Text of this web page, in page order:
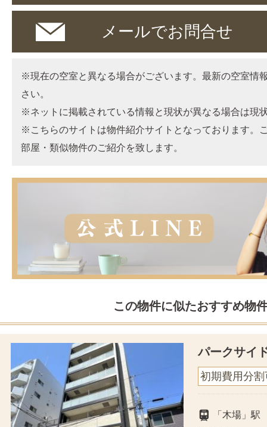
メールでお問合せ
※現在の空室と異なる場合がございます。最新の空室情
さい。
※ネットに掲載されている情報と現状が異なる場合は現
※こちらのサイトは物件紹介サイトとなっております。
部屋・類似物件のご紹介を致します。
この物件に似たおすすめ物
パークサイ
初期費用分割
「木場」